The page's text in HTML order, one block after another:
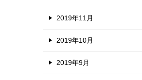
2019年11月
2019年10月
2019年9月